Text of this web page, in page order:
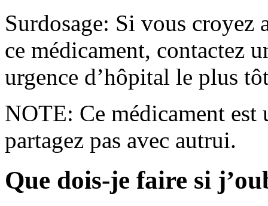
Surdosage: Si vous croyez
ce médicament, contactez
urgence d’hôpital le plus
NOTE: Ce médicament
partagez pas avec autrui.
Que dois-je faire si